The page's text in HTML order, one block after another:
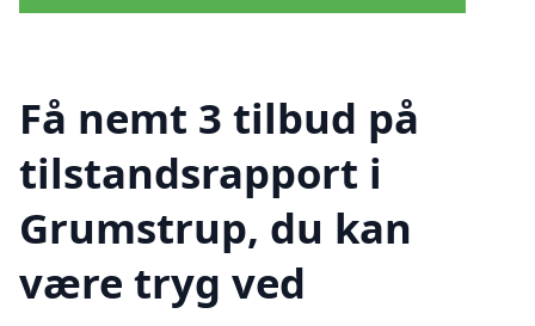
Få nemt 3 tilbud på
tilstandsrapport i
Grumstrup, du kan
være tryg ved